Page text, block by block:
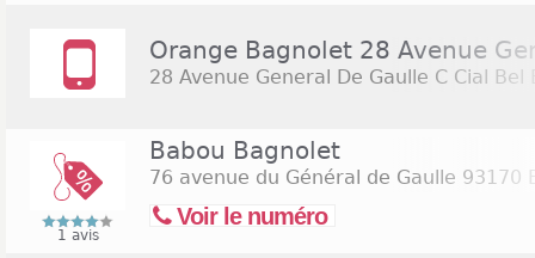
Orange Bagnolet 28 Avenue
28 Avenue General De Gaulle C Cial Bel
Babou Bagnolet
76 avenue du Général de Gaulle 93170
Voir le numéro
1 avis